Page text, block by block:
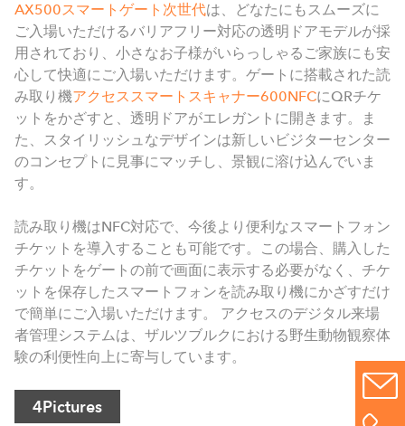
AX500スマートゲート次世代は、どなたにもスムーズに
ご入場いただけるバリアフリー対応の透明ドアモデルが採
用されており、小さなお子様がいらっしゃるご家族にも安
心して快適にご入場いただけます。ゲートに搭載された読
み取り機アクセススマートスキャナー600NFCにQRチケ
ットをかざすと、透明ドアがエレガントに開きます。ま
た、スタイリッシュなデザインは新しいビジターセンター
のコンセプトに見事にマッチし、景観に溶け込んでいま
す。
読み取り機はNFC対応で、今後より便利なスマートフォン
チケットを導入することも可能です。この場合、購入した
チケットをゲートの前で画面に表示する必要がなく、チケ
ットを保存したスマートフォンを読み取り機にかざすだけ
で簡単にご入場いただけます。 アクセスのデジタル来場
者管理システムは、ザルツブルクにおける野生動物観察体
験の利便性向上に寄与しています。
4Pictures